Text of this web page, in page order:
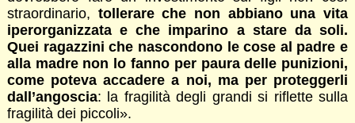
straordinario, tollerare che non abbiano una vita
iperorganizzata e che imparino a stare da soli.
Quei ragazzini che nascondono le cose al padre e
alla madre non lo fanno per paura delle punizioni,
come poteva accadere a noi, ma per proteggerli
dall’angoscia: la fragilità degli grandi si riflette sulla
fragilità dei piccoli».